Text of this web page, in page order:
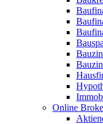
Online